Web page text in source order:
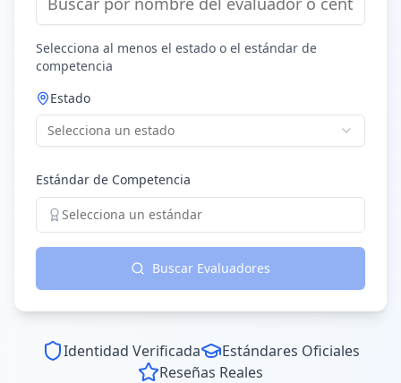
Selecciona al menos el estado o el estándar de
competencia
Estado
Selecciona un estado
Estándar de Competencia
Selecciona un estándar
Buscar Evaluadores
Identidad Verificada
Estándares Oficiales
Reseñas Reales